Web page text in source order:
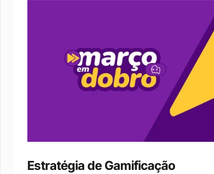
Estratégia de Gamificação